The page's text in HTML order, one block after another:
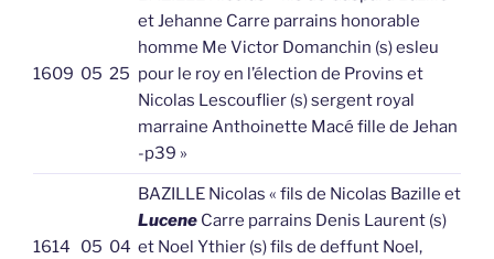
1609 05 25
et Jehanne Carre parrains honorable
homme Me Victor Domanchin (s) esleu
pour le roy en l’élection de Provins et
Nicolas Lescouflier (s) sergent royal
marraine Anthoinette Macé fille de Jehan
-p39 »
1614 05 04
BAZILLE Nicolas « fils de Nicolas Bazille et
Lucene Carre parrains Denis Laurent (s)
et Noel Ythier (s) fils de deffunt Noel,